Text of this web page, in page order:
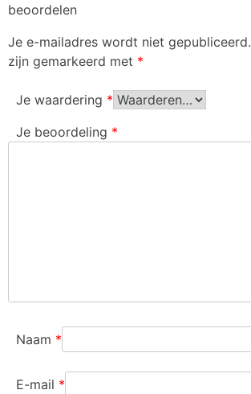
beoordelen
Je e-mailadres wordt niet gepubliceerd.
zijn gemarkeerd met *
Je waardering *
Je beoordeling *
Naam *
E-mail *